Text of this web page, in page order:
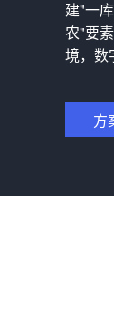
建"一
农"要
境，数
方